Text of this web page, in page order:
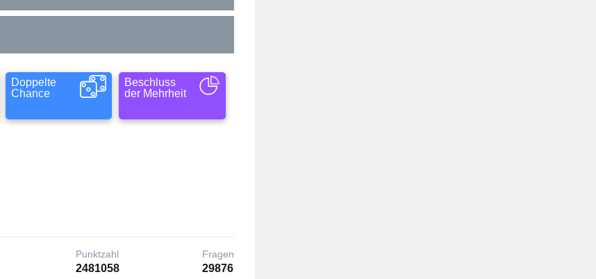
Doppelte
Chance
Beschluss
der Mehrheit
Punktzahl
2481058
Fragen
29876